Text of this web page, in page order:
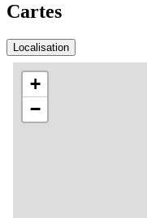
Cartes
Localisation